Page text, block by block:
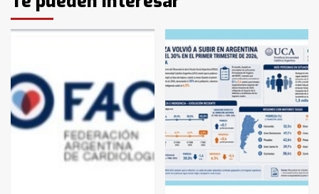
3
pampeanos que fueron
en la mañana del lunes
4
Accidente en Ruta 5: falleció un
joven de Trenque Lauquen
Los precios de los combustibles en
La Pampa, desde YPF hasta Axion
entre 857 a 1338 pesos